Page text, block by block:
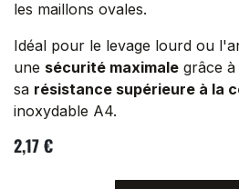
les maillons ovales.
Idéal pour le levage lourd ou
une sécurité maximale grâce
sa résistance supérieure à la
inoxydable A4.
2,17€